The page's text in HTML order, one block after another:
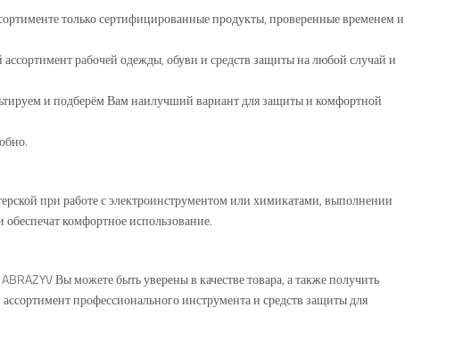
только сертифицированные продукты, проверенные временем и
рабочей одежды, обуви и средств защиты на любой случай и
и подберём Вам наилучший вариант для защиты и комфортной
при работе с электроинструментом или химикатами, выполнении
комфортное использование.
Вы можете быть уверены в качестве товара, а также получить
профессионального инструмента и средств защиты для